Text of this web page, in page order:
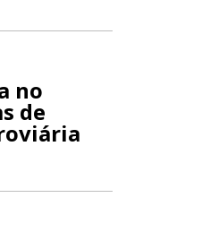
no
de